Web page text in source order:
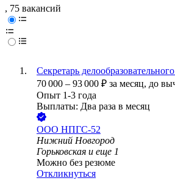
, 75 вакансий
Секретарь
70 000 – 93 000 ₽ за месяц, до
Опыт 1-3 года
Выплаты: Два раза в месяц
ООО НПГС-52
Нижний Новгород
Горьковская и еще 1
Можно без резюме
Откликнуться